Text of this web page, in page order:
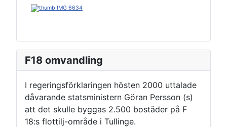
F18 omvandling
I regeringsförklaringen hösten 2000 uttalade
dåvarande statsministern Göran Persson (s)
att det skulle byggas 2.500 bostäder på F
18:s flottilj-område i Tullinge.